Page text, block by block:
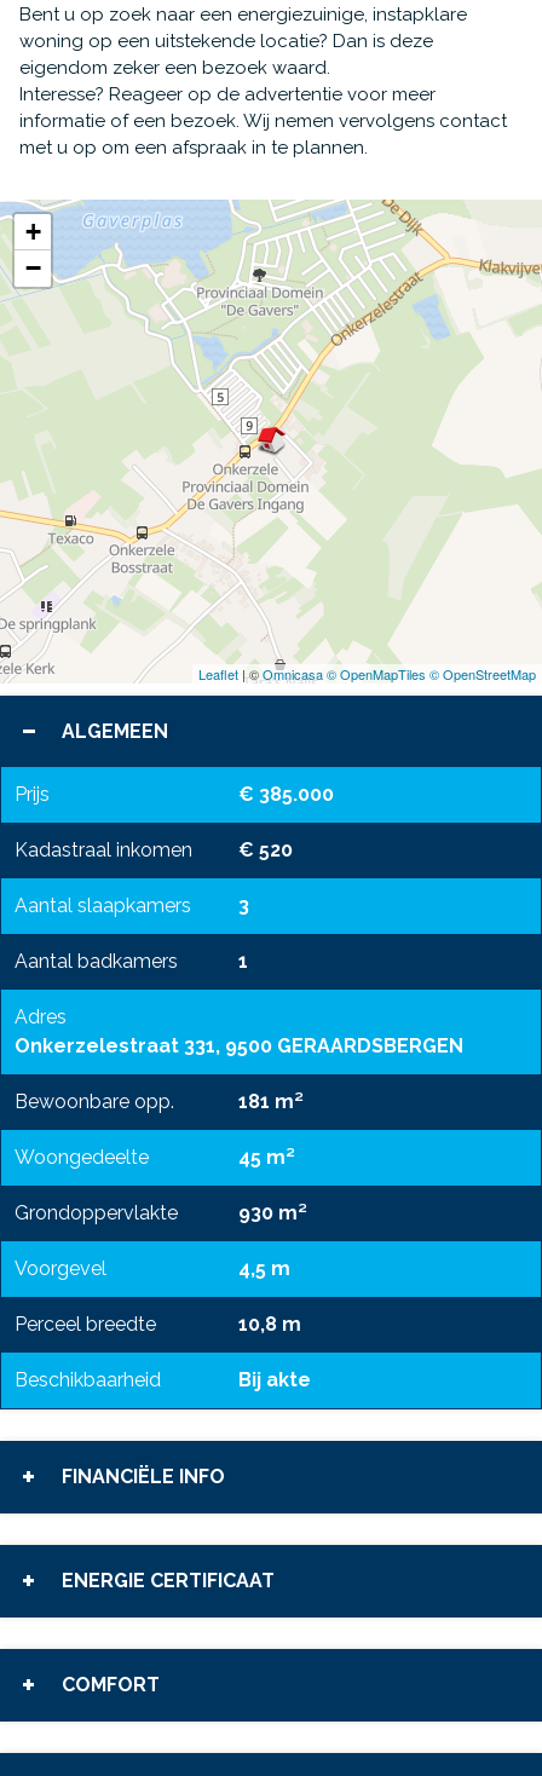
Bent u op zoek naar een energiezuinige, instapklare
woning op een uitstekende locatie? Dan is deze
eigendom zeker een bezoek waard.
Interesse? Reageer op de advertentie voor meer
informatie of een bezoek. Wij nemen vervolgens contact
met u op om een afspraak in te plannen.
+
−
Leaflet | ©Omnicasa ©OpenMapTiles ©OpenStreetMap
ALGEMEEN
Prijs € 385.000
Kadastraal inkomen € 520
Aantal slaapkamers 3
Aantal badkamers 1
Adres
Onkerzelestraat 331, 9500 GERAARDSBERGEN
Bewoonbare opp. 181 m²
Woongedeelte 45 m²
Grondoppervlakte 930 m²
Voorgevel 4,5 m
Perceel breedte 10,8 m
Beschikbaarheid Bij akte
FINANCIËLE INFO
ENERGIE CERTIFICAAT
COMFORT